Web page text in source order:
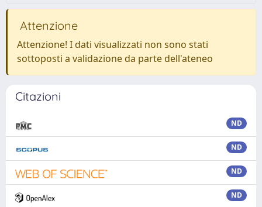
Attenzione
Attenzione! I dati visualizzati non sono stati
sottoposti a validazione da parte dell'ateneo
Citazioni
ND
ND
ND
ND